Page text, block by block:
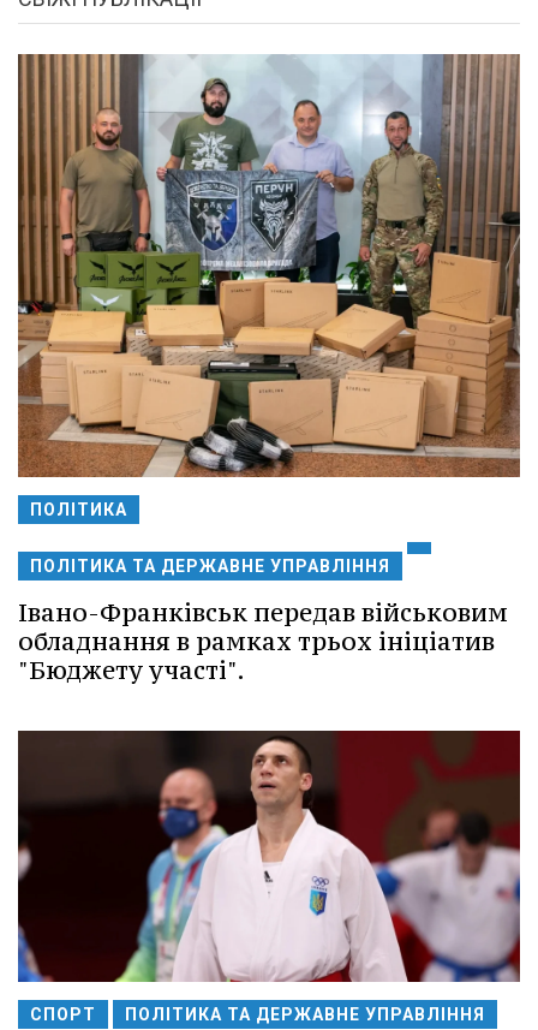
ПОЛІТИКА
ПОЛІТИКА ТА ДЕРЖАВНЕ УПРАВЛІННЯ
Івано-Франківськ передав військовим
обладнання в рамках трьох ініціатив
"Бюджету участі".
СПОРТ ПОЛІТИКА ТА ДЕРЖАВНЕ УПРАВЛІННЯ